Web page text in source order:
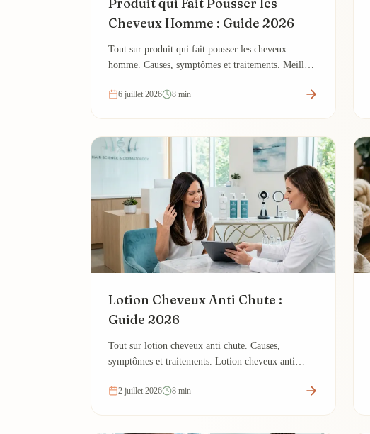
Cheveux Homme : Guide 2026
Tout sur produit qui fait pousser les cheveux
homme. Causes, symptômes et traitements. Meilleur
6 juillet 2026 8 min
Lotion Cheveux Anti Chute :
Guide 2026
Tout sur lotion cheveux anti chute. Causes,
symptômes et traitements. Lotion cheveux anti
2 juillet 2026 8 min